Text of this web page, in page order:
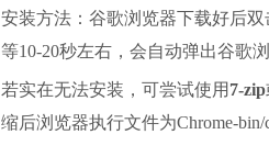
安装方法：谷歌浏览器下载好后
等10-20秒左右，会自动弹出谷歌
若实在无法安装，可尝试使用 7-zip
缩后浏览器执行文件为Chrome-bin/